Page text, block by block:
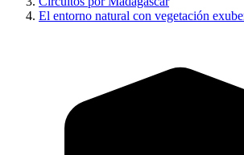
El entorno natural con vegetación